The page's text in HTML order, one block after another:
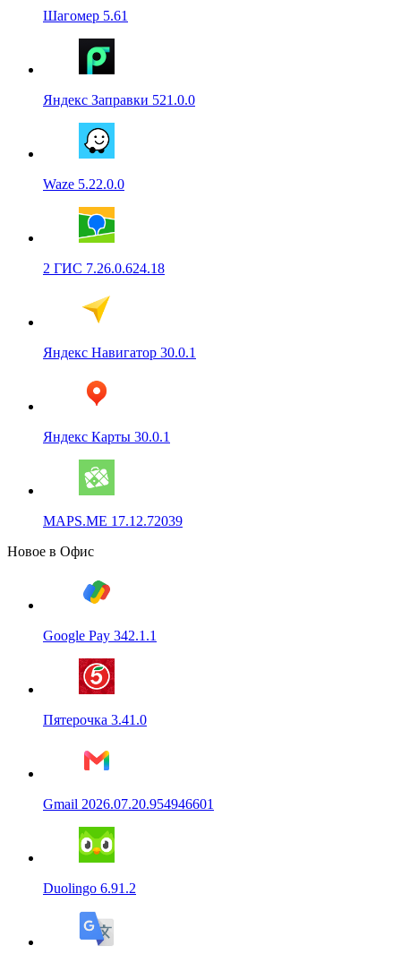
Шагомер 5.61
Яндекс Заправки 521.0.0
Waze 5.22.0.0
2 ГИС 7.26.0.624.18
Яндекс Навигатор 30.0.1
Яндекс Карты 30.0.1
MAPS.ME 17.12.72039
Новое в Офис
Google Pay 342.1.1
Пятерочка 3.41.0
Gmail 2026.07.20.954946601
Duolingo 6.91.2